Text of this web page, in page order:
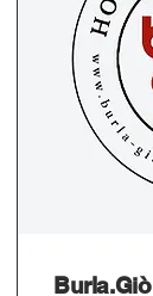
Burla.Giò